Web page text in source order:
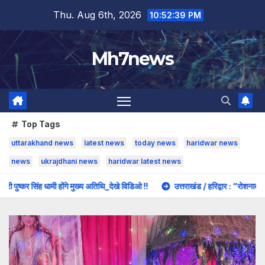
content
Thu. Aug 6th, 2026 10:52:40 PM
Mh7news
Top Tags
uttarakhand news latest news today news haridwar news
news ukrajdhani news haridwar latest news
अतिथि_देखे विडिओ !! उत्तराखंड / हरिद्वार : “रोशनाबाद जिला कारागार में गूंज